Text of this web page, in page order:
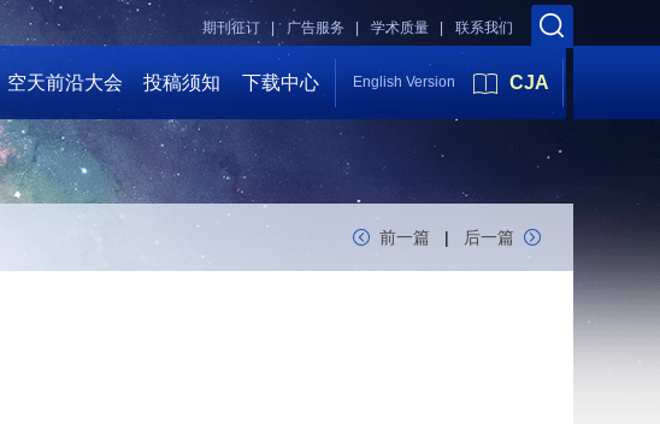
联系我们
学术质量 |
广告服务 |
期刊征订 |
空天前沿大会 投稿须知 下载中心 English Version CJA
前一篇 | 后一篇